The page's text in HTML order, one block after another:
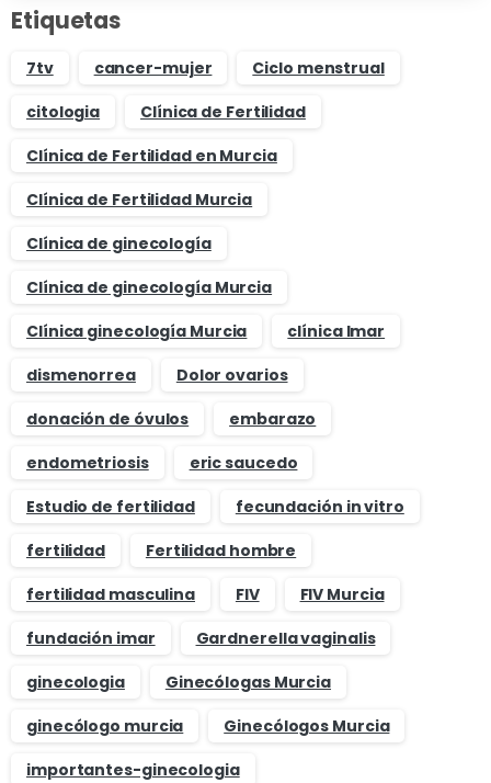
Etiquetas
7tv cancer-mujer
Ciclo menstrual
citologia
Clínica de Fertilidad
Clínica de Fertilidad en Murcia
Clínica de Fertilidad Murcia
Clínica de ginecología
Clínica de ginecología Murcia
Clínica ginecología Murcia
clínica Imar
dismenorrea
Dolor ovarios
donación de óvulos
embarazo
endometriosis
eric saucedo
Estudio de fertilidad
fecundación in vitro
fertilidad
Fertilidad hombre
fertilidad masculina
FIV
FIV Murcia
fundación imar
Gardnerella vaginalis
ginecologia
Ginecólogas Murcia
ginecólogo murcia
Ginecólogos Murcia
importantes-ginecologia